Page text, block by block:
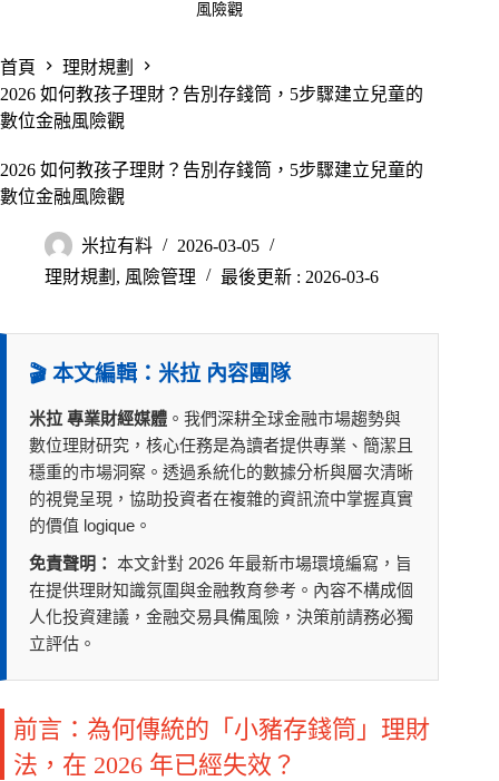
風險觀
首頁
理財規劃
2026 如何教孩子理財？告別存錢筒，5步驟建立兒童的
數位金融風險觀
2026 如何教孩子理財？告別存錢筒，5步驟建立兒童的
數位金融風險觀
米拉有料
2026-03-05
理財規劃 , 風險管理 最後更新 : 2026-03-6
🎬 本文編輯：米拉 內容團隊
米拉 專業財經媒體 。我們深耕全球金融市場趨勢與
數位理財研究，核心任務是為讀者提供專業、簡潔且
穩重的市場洞察。透過系統化的數據分析與層次清晰
的視覺呈現，協助投資者在複雜的資訊流中掌握真實
的價值 logique。
免責聲明： 本文針對 2026 年最新市場環境編寫，旨
在提供理財知識氛圍與金融教育參考。內容不構成個
人化投資建議，金融交易具備風險，決策前請務必獨
立評估。
前言：為何傳統的「小豬存錢筒」理財
法，在 2026 年已經失效？